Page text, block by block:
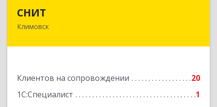
СНИТ
Климовск
Клиентов на сопровождении
20
1С:Специалист
1
142180, Московская обл, Климовск г, Советская